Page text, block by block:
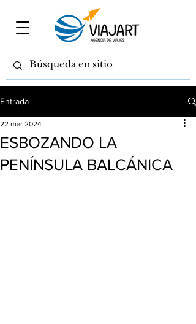
Entrada
ESBOZANDO LA
PENÍNSULA BALCÁNICA
22 mar 2024